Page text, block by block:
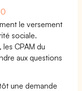
le versement
sociale.
CPAM du
aux questions
une demande